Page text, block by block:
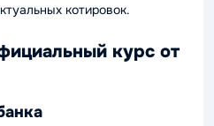
котировок.
курс от